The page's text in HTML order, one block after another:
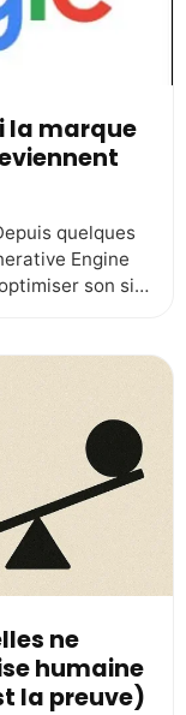
la marque
quelques
Engine
son site
ne
humaine
la preuve)